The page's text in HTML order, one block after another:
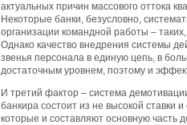
актуальных причин массового оттока
Некоторые банки, безусловно,
организации командной работы –
Однако качество внедрения системы
звенья персонала в единую цепь, в
достаточным уровнем, поэтому и
И третий фактор – система
банкира состоит из не высокой ставки
которые и составляют основную часть